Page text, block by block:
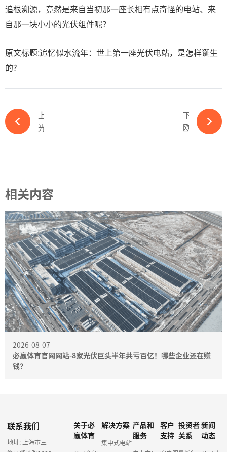
追根溯源，竟然是来自当初那一座长相有点奇怪的电站、来
自那一块小小的光伏组件呢？
原文标题:追忆似水流年：世上第一座光伏电站，是怎样诞生
的?
下一篇
欧盟不会对从中国进口光伏组件采取贸易措施-必赢体育官网网站
相关内容
2026-08-07
必赢体育官网网站-8家光伏巨头半年共亏百亿！哪些企业还在赚
钱？
联系我们
地址: 上海市三
关于必
赢体育
解决方案
集中式电站
产品和
服务
客户
支持
投资者
关系
新闻
动态